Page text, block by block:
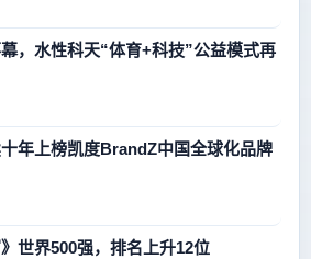
，水性科天“体育+科技”公益模式再
年上榜凯度BrandZ中国全球化品牌
世界500强，排名上升12位